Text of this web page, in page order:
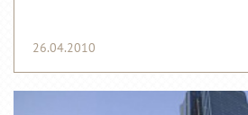
26.04.2010